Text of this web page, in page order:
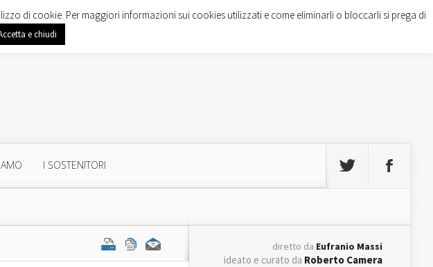
I SOSTENITORI
diretto da Eufranio Massi
ideato e curato da Roberto Camera
di cookie. Per maggiori informazioni sui cookies utilizzati e come eliminarli o bloccarli si prega di
e chiudi